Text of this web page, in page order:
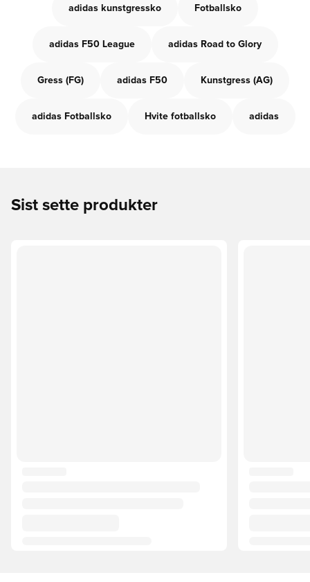
adidas kunstgressko Fotballsko
adidas F50 League adidas Road to Glory
Gress (FG) adidas F50 Kunstgress (AG)
adidas Fotballsko Hvite fotballsko adidas
Sist sette produkter